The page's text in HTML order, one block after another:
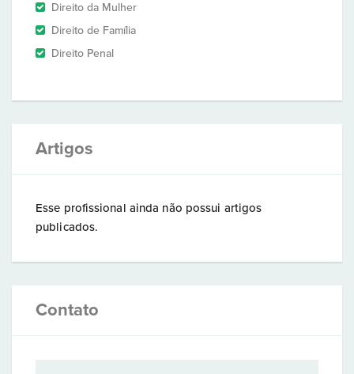
Direito da Mulher
Direito de Família
Direito Penal
Artigos
Esse profissional ainda não possui artigos
publicados.
Contato